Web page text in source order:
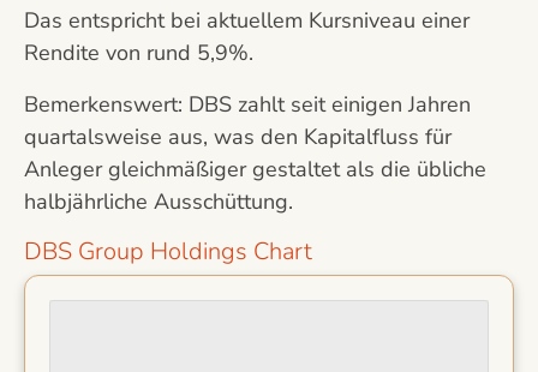
Das entspricht bei aktuellem Kursniveau einer
Rendite von rund 5,9%.
Bemerkenswert: DBS zahlt seit einigen Jahren
quartalsweise aus, was den Kapitalfluss für
Anleger gleichmäßiger gestaltet als die übliche
halbjährliche Ausschüttung.
DBS Group Holdings Chart